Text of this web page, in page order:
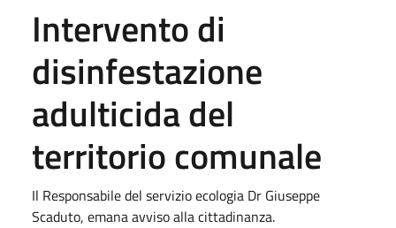
Intervento di
disinfestazione
adulticida del
territorio comunale
Il Responsabile del servizio ecologia Dr Giuseppe
Scaduto, emana avviso alla cittadinanza.